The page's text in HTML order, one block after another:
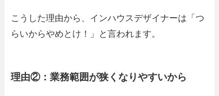
こうした理由から、インハウスデザイナーは「つ
らいからやめとけ！」と言われます。
理由②：業務範囲が狭くなりやすいから